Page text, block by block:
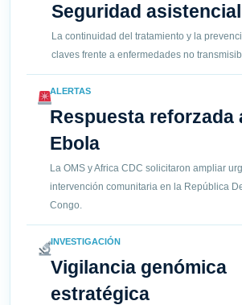
Seguridad
La continuidad del tratamiento y la
claves frente a enfermedades no
ALERTAS
Respuesta reforzada
Ebola
La OMS y Africa CDC solicitaron ampliar
intervención comunitaria en la República
Congo.
INVESTIGACIÓN
Vigilancia genómica
estratégica